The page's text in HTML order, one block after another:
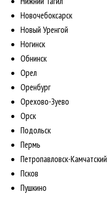
Новочебоксарск
Новый Уренгой
Ногинск
Обнинск
Орел
Оренбург
Орехово-Зуево
Орск
Подольск
Пермь
Петропавловск-Камчатский
Псков
Пушкино